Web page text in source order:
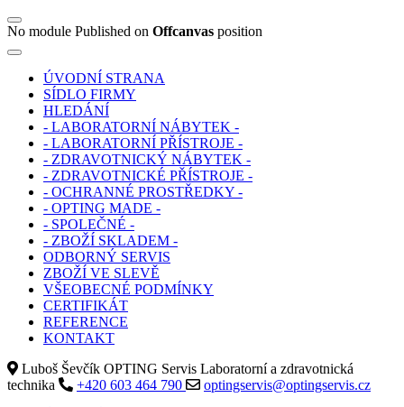
No module Published on Offcanvas position
ÚVODNÍ STRANA
SÍDLO FIRMY
HLEDÁNÍ
- LABORATORNÍ NÁBYTEK -
- LABORATORNÍ PŘÍSTROJE -
- ZDRAVOTNICKÝ NÁBYTEK -
- ZDRAVOTNICKÉ PŘÍSTROJE -
- OCHRANNÉ PROSTŘEDKY -
- OPTING MADE -
- SPOLEČNÉ -
- ZBOŽÍ SKLADEM -
ODBORNÝ SERVIS
ZBOŽÍ VE SLEVĚ
VŠEOBECNÉ PODMÍNKY
CERTIFIKÁT
REFERENCE
KONTAKT
Luboš Ševčík OPTING Servis Laboratorní a zdravotnická
technika
+420 603 464 790
optingservis@optingservis.cz